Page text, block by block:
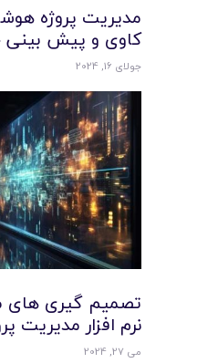
مدیریت پروژه
کاوی و پیش
جولای 16, 2024
تصمیم‌ گیری ‌های
نرم افزار مدیریت
می 27, 2024